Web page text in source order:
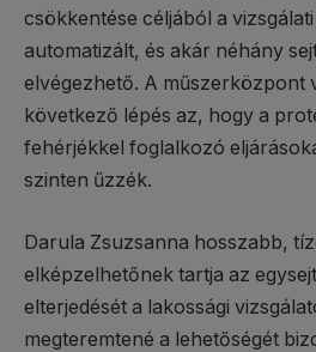
csökkentése céljából a
automatizált, és akár néhány
elvégezhető. A műszerközpont
következő lépés az, hogy a
fehérjékkel foglalkozó
szinten űzzék.
Darula Zsuzsanna hosszabb,
elképzelhetőnek tartja az
elterjedését a lakossági
megteremtené a lehetőségét